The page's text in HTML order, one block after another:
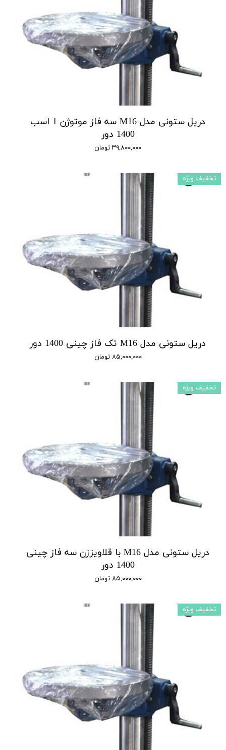
دریل ستونی مدل M16 سه فاز موتوژن 1 اسب
1400 دور
۳۹,۸۰۰,۰۰۰ تومان
دریل ستونی مدل M16 تک فاز چینی 1400 دور
۸۵,۰۰۰,۰۰۰ تومان
تخفیف ویژه
دریل ستونی مدل M16 با قلاویززن سه فاز چینی
1400 دور
۸۵,۰۰۰,۰۰۰ تومان
تخفیف ویژه
تخفیف ویژه